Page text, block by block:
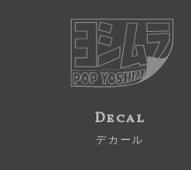
Decal
デカール